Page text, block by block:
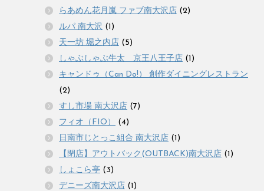
らあめん花月嵐 ファブ南大沢店 (2)
ルパ 南大沢 (1)
天一坊 堀之内店 (5)
しゃぶしゃぶ牛太 京王八王子店 (1)
キャンドゥ（Can Do!） 創作ダイニングレストラン
(2)
すし市場 南大沢店 (7)
フィオ（FIO）
(4)
日南市じとっこ組合 南大沢店 (1)
【閉店】アウトバック(OUTBACK)南大沢店 (1)
しょこら亭 (3)
デニーズ南大沢店 (1)